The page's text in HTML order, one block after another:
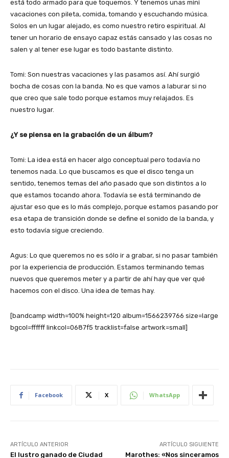
está todo armado para que toquemos. Y tenemos unas mini
vacaciones con pileta, comida, tomando y escuchando música.
Solos en un lugar alejado, es como nuestro retiro espiritual. Al
tener un horario de ensayo capaz estás cansado y las cosas no
salen y al tener ese lugar es todo bastante distinto.
Tomi: Son nuestras vacaciones y las pasamos así. Ahí surgió
bocha de cosas con la banda. No es que vamos a laburar si no
que creo que sale todo porque estamos muy relajados. Es
nuestro lugar.
¿Y se piensa en la grabación de un álbum?
Tomi: La idea está en hacer algo conceptual pero todavía no
tenemos nada. Lo que buscamos es que el disco tenga un
sentido, tenemos temas del año pasado que son distintos a lo
que estamos tocando ahora. Todavía se está terminando de
ajustar eso que es lo más complejo, porque estamos pasando por
esa etapa de transición donde se define el sonido de la banda, y
esto todavía sigue creciendo.
Agus: Lo que queremos no es sólo ir a grabar, si no pasar también
por la experiencia de producción. Estamos terminando temas
nuevos que queremos meter y a partir de ahí hay que ver qué
hacemos con el disco. Una idea de temas hay.
[bandcamp width=100% height=120 album=1566239766 size=large
bgcol=ffffff linkcol=0687f5 tracklist=false artwork=small]
Facebook X WhatsApp
ARTÍCULO ANTERIOR
El lustro ganado de Ciudad
ARTÍCULO SIGUIENTE
Marothes: «Nos sinceramos